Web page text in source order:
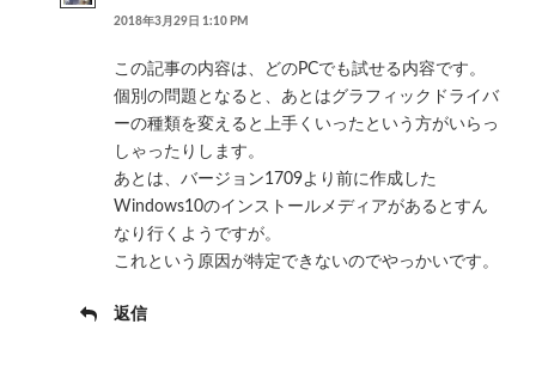
2018年3月29日 1:10 PM
この記事の内容は、どのPCでも試せる内容です。
個別の問題となると、あとはグラフィックドライバ
ーの種類を変えると上手くいったという方がいらっ
しゃったりします。
あとは、バージョン1709より前に作成した
Windows10のインストールメディアがあるとすん
なり行くようですが。
これという原因が特定できないのでやっかいです。
返信